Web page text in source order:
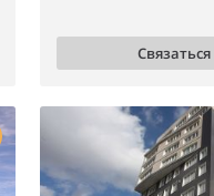
Связаться